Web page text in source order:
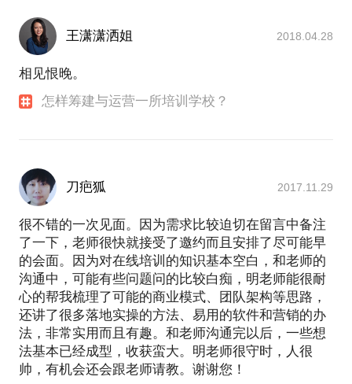
王潇潇洒姐 2018.04.28
相见恨晚。
怎样筹建与运营一所培训学校？
刀疤狐 2017.11.29
很不错的一次见面。因为需求比较迫切在留言中备注
了一下，老师很快就接受了邀约而且安排了尽可能早
的会面。因为对在线培训的知识基本空白，和老师的
沟通中，可能有些问题问的比较白痴，明老师能很耐
心的帮我梳理了可能的商业模式、团队架构等思路，
还讲了很多落地实操的方法、易用的软件和营销的办
法，非常实用而且有趣。和老师沟通完以后，一些想
法基本已经成型，收获蛮大。明老师很守时，人很
帅，有机会还会跟老师请教。谢谢您！